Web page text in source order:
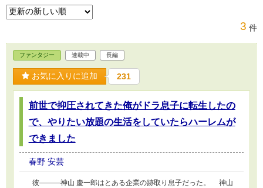
3 件
ファンタジー 連載中 長編
お気に入りに追加 231
前世で抑圧されてきた俺がドラ息子に転生したの
で、やりたい放題の生活をしていたらハーレムが
できました
春野 安芸
彼―――神山 慶一郎はとある企業の跡取り息子だった。 神山